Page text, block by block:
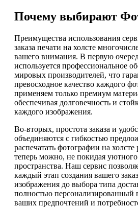
Почему выбирают
Преимущества использования
заказа печати на холсте
вашего внимания. В первую
используется профессиональное
мировых производителей, что
превосходное качество каждого
применяем только премиум
обеспечивая долговечность и
каждого изображения.
Во-вторых, простота заказа и
объединяются с гибкостью
распечатать фотографии на
теперь можно, не покидая
пространства. Наш сервис
каждый этап создания вашего
изображения до выбора типа
полностью персонализированный
ваших предпочтений и